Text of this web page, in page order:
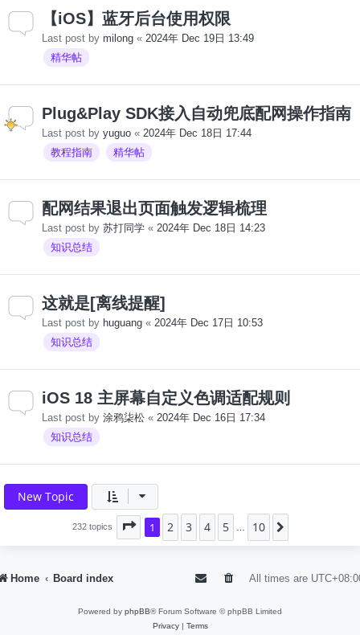
【iOS】蓝牙后台使用权限
Last post by milong « 2024年 Dec 19日 13:49
精华帖
Plug&Play SDK接入自动兜底配网操作指南
Last post by yuguo « 2024年 Dec 18日 17:44
教程指南
精华帖
配网结果退出页面触发逻辑梳理
Last post by 苏打同学 « 2024年 Dec 18日 14:23
知识总结
这就是[离线提醒]
Last post by huguang « 2024年 Dec 17日 10:53
知识总结
iOS 18 主屏幕自定义色调适配规则
Last post by 涂鸦柒松 « 2024年 Dec 16日 17:34
知识总结
New Topic
232 topics Page 1of10
1 2 3 4 5 10
Home Board index All times are
Powered by phpBB® Forum Software © phpBB Limited
Privacy| Terms